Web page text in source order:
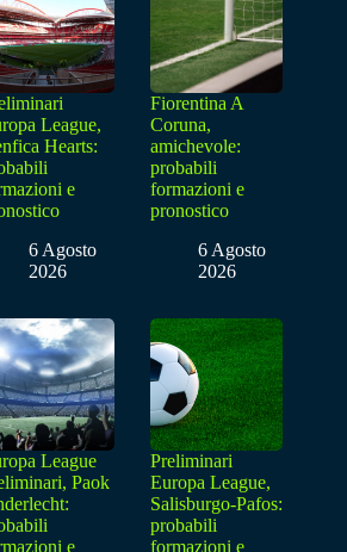
League,
Hearts:
e
6 Agosto
2026
Fiorentina A
Coruna,
amichevole:
probabili
formazioni e
pronostico
6 Agosto
2026
League
Paok
e
Preliminari
Europa League,
Salisburgo-Pafos:
probabili
formazioni e